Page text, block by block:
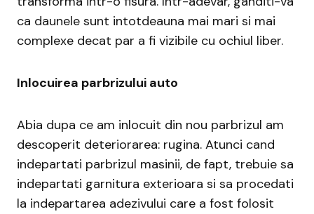
ca daunele sunt intotdeauna mai mari si mai
complexe decat par a fi vizibile cu ochiul liber.
Inlocuirea parbrizului auto
Abia dupa ce am inlocuit din nou parbrizul am
descoperit deteriorarea: rugina. Atunci cand
indepartati parbrizul masinii, de fapt, trebuie sa
indepartati garnitura exterioara si sa procedati
la indepartarea adezivului care a fost folosit